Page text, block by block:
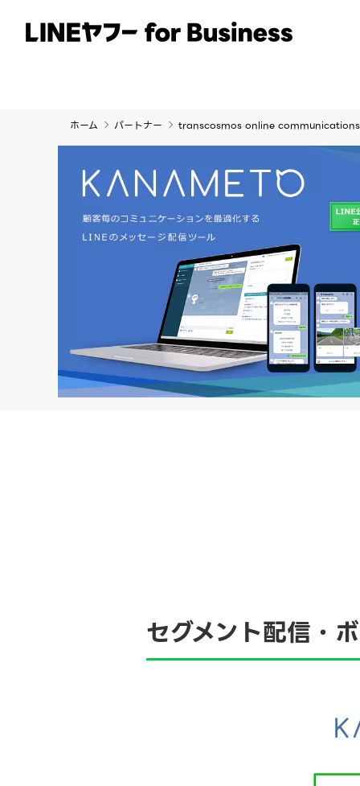
サービス 事例 イベント・セミナー
ホーム パートナー transcosmos online communications
セグメント配信・